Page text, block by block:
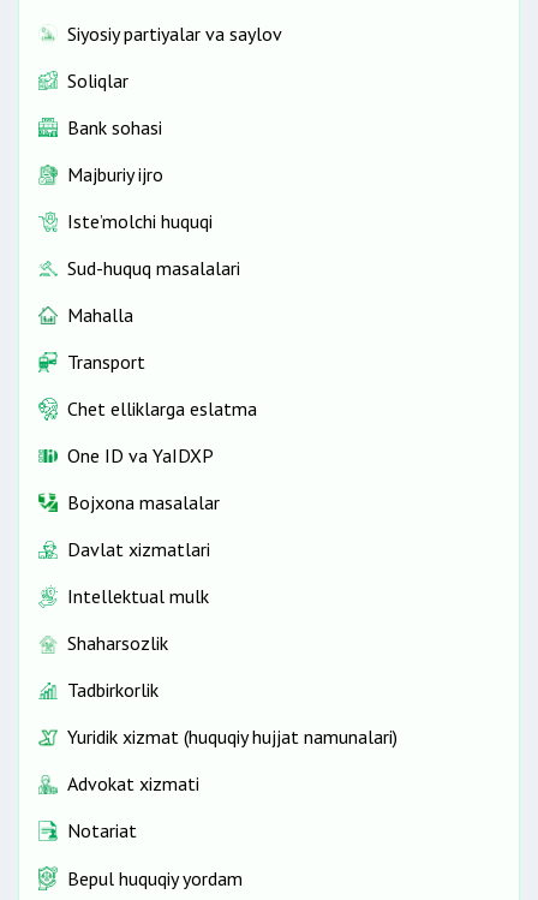
Siyosiy partiyalar va saylov
Soliqlar
Bank sohasi
Majburiy ijro
Iste’molchi huquqi
Sud-huquq masalalari
Mahalla
Transport
Chet elliklarga eslatma
One ID vа YaIDXP
Bojxona masalalar
Davlat xizmatlari
Intellektual mulk
Shaharsozlik
Tadbirkorlik
Yuridik xizmat (huquqiy hujjat namunalari)
Advokat xizmati
Notariat
Bepul huquqiy yordam